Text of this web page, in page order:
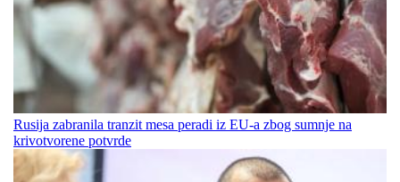
Rusija zabranila tranzit mesa peradi iz EU-a zbog sumnje na
krivotvorene potvrde